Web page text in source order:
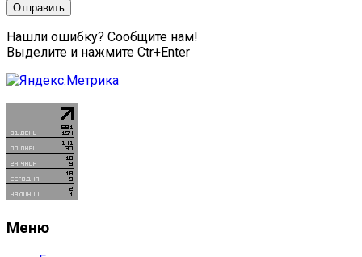
Нашли ошибку? Сообщите нам!
Выделите и нажмите Ctr+Enter
Меню